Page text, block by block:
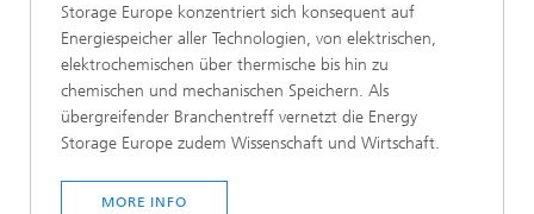
Storage Europe konzentriert sich konsequent auf
Energiespeicher aller Technologien, von elektrischen,
elektrochemischen über thermische bis hin zu
chemischen und mechanischen Speichern. Als
übergreifender Branchentreff vernetzt die Energy
Storage Europe zudem Wissenschaft und Wirtschaft.
MORE INFO